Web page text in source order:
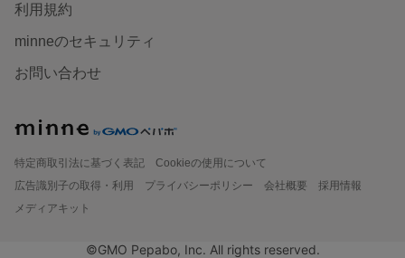
利用規約
minneのセキュリティ
お問い合わせ
特定商取引法に基づく表記
Cookieの使用について
広告識別子の取得・利用
プライバシーポリシー 会社概要
採用情報
メディアキット
©GMO Pepabo, Inc. All rights reserved.